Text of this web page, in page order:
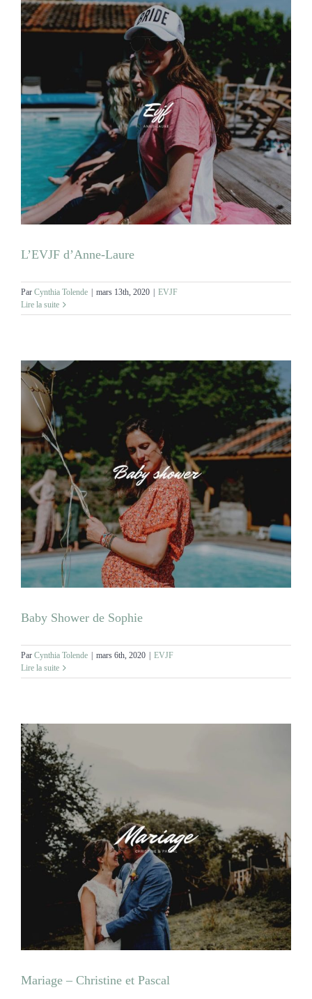
L’EVJF d’Anne-Laure
Par Cynthia Tolende mars 13th, 2020
EVJF
Lire la suite
Baby Shower de Sophie
Par Cynthia Tolende | mars 6th, 2020 | EVJF
Lire la suite
Mariage – Christine et Pascal